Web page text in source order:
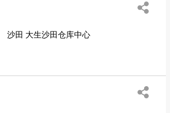
沙田 大生沙田仓库中心